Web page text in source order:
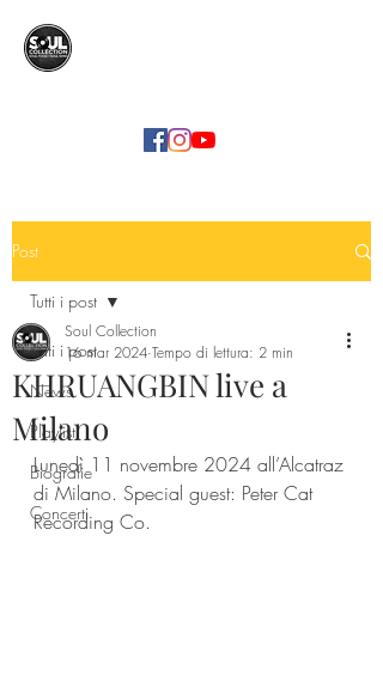
Post
Tutti i post
News
Playlist
Biografie
Concerti
Tutti i post
KHRUANGBIN live a
Milano
Soul Collection
16 mar 2024 Tempo di lettura: 2 min
Lunedì 11 novembre 2024 all’Alcatraz
di Milano. Special guest: Peter Cat
Recording Co.